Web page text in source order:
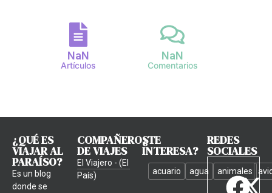
NaN
Artículos
NaN
Comentarios
¿QUÉ ES
VIAJAR AL
PARAÍSO?
Es un blog
donde se
COMPAÑEROS
DE VIAJES
El Viajero - (El
País)
¿TE
INTERESA?
acuario agua animales
REDES
SOCIALES